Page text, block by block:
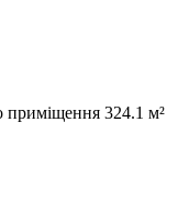
приміщення 324.1 м²